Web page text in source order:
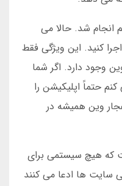
مهم انجام شد. حالا می
کنید. این ویژگی فقط
وجود دارد. اگر شما
حتماً اپلیکیشن را
وین همیشه در
که هیچ سیستمی برای
سایت ها ادعا می کنند